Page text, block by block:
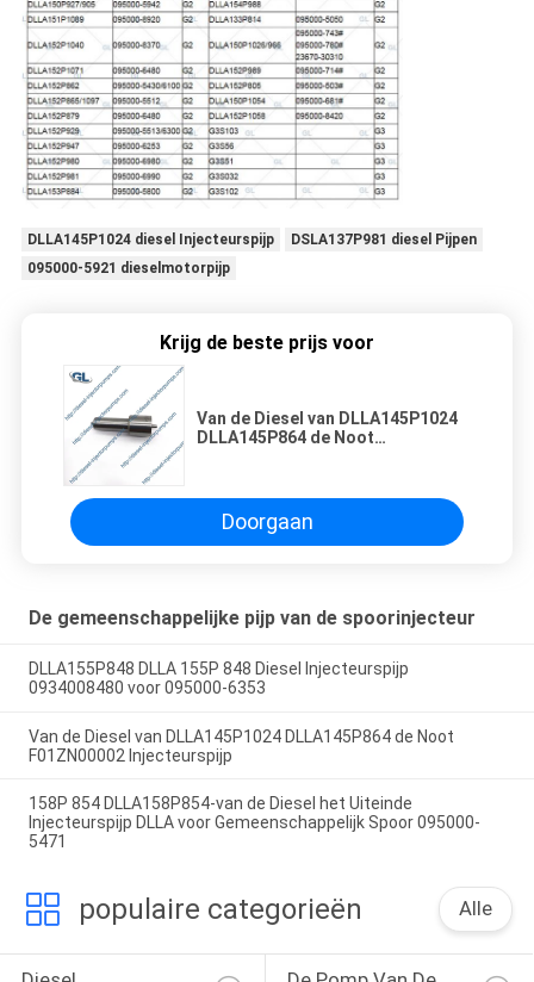
DLLA145P1024 diesel Injecteurspijp
DSLA137P981 diesel Pijpen
095000-5921 dieselmotorpijp
Krijg de beste prijs voor
Van de Diesel van DLLA145P1024
DLLA145P864 de Noot
Doorgaan
De gemeenschappelijke pijp van de spoorinjecteur
DLLA155P848 DLLA 155P 848 Diesel Injecteurspijp
0934008480 voor 095000-6353
Van de Diesel van DLLA145P1024 DLLA145P864 de Noot
F01ZN00002 Injecteurspijp
158P 854 DLLA158P854-van de Diesel het Uiteinde
Injecteurspijp DLLA voor Gemeenschappelijk Spoor 095000-
5471
populaire categorieën Alle